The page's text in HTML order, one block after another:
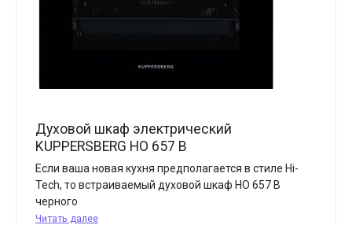
Духовой шкаф электрический
KUPPERSBERG HO 657 B
Если ваша новая кухня предполагается в стиле Hi-
Tech, то встраиваемый духовой шкаф HO 657 В
черного
Читать далее